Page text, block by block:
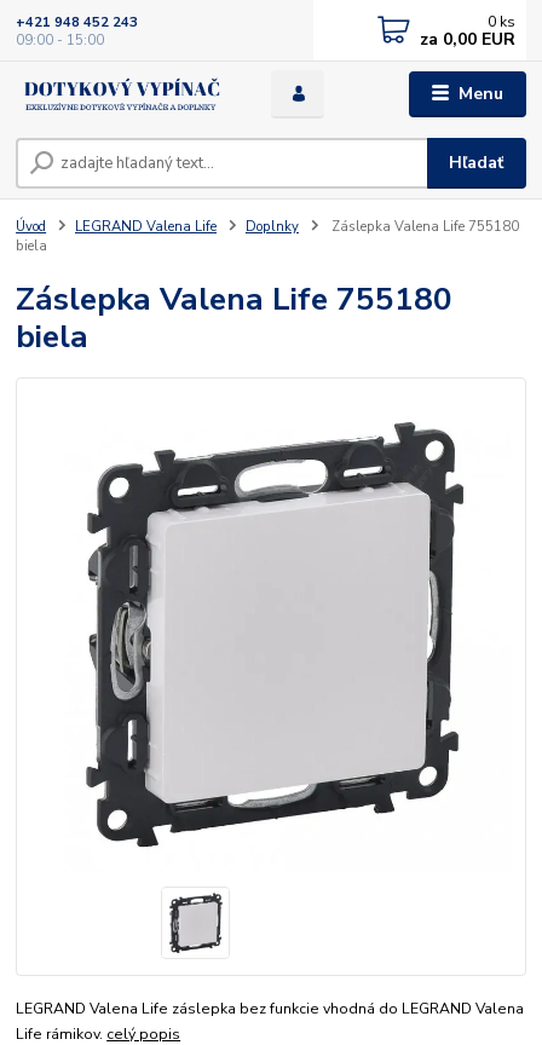
Menu
Hľadať
+421 948 452 243
09:00 - 15:00
0 ks
za 0,00 EUR
Úvod LEGRAND Valena Life Doplnky
Záslepka Valena Life 755180
biela
Záslepka Valena Life 755180
biela
LEGRAND Valena Life záslepka bez funkcie vhodná do LEGRAND Valena
Life rámikov. celý popis